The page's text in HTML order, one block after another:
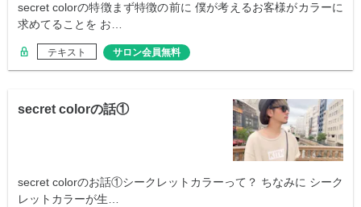
secret colorの特徴まず特徴の前に 僕が考えるお客様がカラーに
求めてることを お…
テキスト サロン会員無料
secret colorの話①
secret colorのお話①シークレットカラーって？ ちなみに シーク
レットカラーが生…